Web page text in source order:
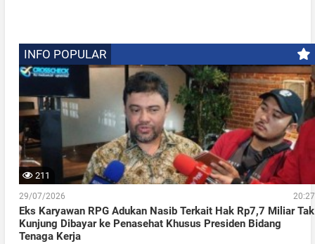
INFO POPULAR
211
29/07/2026 20:27
Eks Karyawan RPG Adukan Nasib Terkait Hak Rp7,7 Miliar Tak
Kunjung Dibayar ke Penasehat Khusus Presiden Bidang
Tenaga Kerja